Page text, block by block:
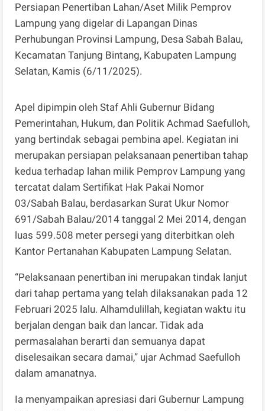
Persiapan Penertiban Lahan/Aset Milik Pemprov
Lampung yang digelar di Lapangan Dinas
Perhubungan Provinsi Lampung, Desa Sabah Balau,
Kecamatan Tanjung Bintang, Kabupaten Lampung
Selatan, Kamis (6/11/2025).
Apel dipimpin oleh Staf Ahli Gubernur Bidang
Pemerintahan, Hukum, dan Politik Achmad Saefulloh,
yang bertindak sebagai pembina apel. Kegiatan ini
merupakan persiapan pelaksanaan penertiban tahap
kedua terhadap lahan milik Pemprov Lampung yang
tercatat dalam Sertifikat Hak Pakai Nomor
03/Sabah Balau, berdasarkan Surat Ukur Nomor
691/Sabah Balau/2014 tanggal 2 Mei 2014, dengan
luas 599.508 meter persegi yang diterbitkan oleh
Kantor Pertanahan Kabupaten Lampung Selatan.
“Pelaksanaan penertiban ini merupakan tindak lanjut
dari tahap pertama yang telah dilaksanakan pada 12
Februari 2025 lalu. Alhamdulillah, kegiatan waktu itu
berjalan dengan baik dan lancar. Tidak ada
permasalahan berarti dan semuanya dapat
diselesaikan secara damai,” ujar Achmad Saefulloh
dalam amanatnya.
Ia menyampaikan apresiasi dari Gubernur Lampung